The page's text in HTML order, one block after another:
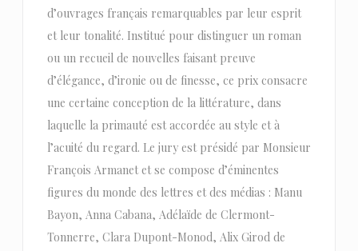
d’ouvrages français remarquables par leur esprit
et leur tonalité. Institué pour distinguer un roman
ou un recueil de nouvelles faisant preuve
d’élégance, d’ironie ou de finesse, ce prix consacre
une certaine conception de la littérature, dans
laquelle la primauté est accordée au style et à
l’acuité du regard. Le jury est présidé par Monsieur
François Armanet et se compose d’éminentes
figures du monde des lettres et des médias : Manu
Bayon, Anna Cabana, Adélaïde de Clermont-
Tonnerre, Clara Dupont-Monod, Alix Girod de